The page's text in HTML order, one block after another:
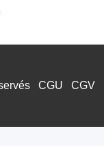
CGU
CGV